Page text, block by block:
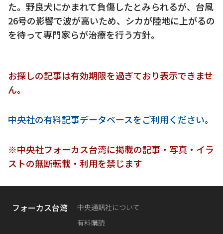
た。野良犬にかまれて負傷したとみられるが、台風
26号の影響で波が高いため、シカが陸地に上がるの
を待って専門家らが治療を行う方針。
お探しの記事は有効期限を過ぎており表示できませ
ん。
中央社の有料記事データベースをご利用ください。
※中央社フォーカス台湾に掲載の記事・写真・イラ
ストの無断転載・利用を禁じます
フォーカス台湾
中央通訊社について
有料購読